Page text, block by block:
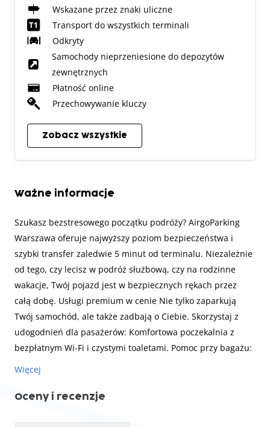
Wskazane przez znaki uliczne
Transport do wszystkich terminali
Odkryty
Samochody nieprzeniesione do depozytów
zewnętrznych
Płatność online
Przechowywanie kluczy
Zobacz wszystkie
Ważne informacje
Szukasz bezstresowego początku podróży? AirgoParking
Warszawa oferuje najwyższy poziom bezpieczeństwa i
szybki transfer zaledwie 5 minut od terminalu. Niezależnie
od tego, czy lecisz w podróż służbową, czy na rodzinne
wakacje, Twój pojazd jest w bezpiecznych rękach przez
całą dobę. Usługi premium w cenie Nie tylko zaparkują
Twój samochód, ale także zadbają o Ciebie. Skorzystaj z
udogodnień dla pasażerów: Komfortowa poczekalnia z
bezpłatnym Wi-Fi i czystymi toaletami. Pomoc przy bagażu:
dziecięce/niemowlęce oraz pasy bezpieczeństwa do
Więcej
Oceny i recenzje